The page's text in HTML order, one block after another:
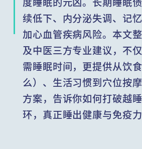
续低下、内分泌失调、记
加心血管疾病风险。本文
及中医三方专业建议，不
需睡眠时间，更提供从饮
么）、生活习惯到穴位按
方案，告诉你如何打破越
环，真正睡出健康与免疫力